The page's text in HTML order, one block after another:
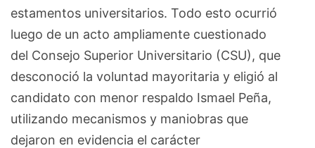
estamentos universitarios. Todo esto ocurrió
luego de un acto ampliamente cuestionado
del Consejo Superior Universitario (CSU), que
desconoció la voluntad mayoritaria y eligió al
candidato con menor respaldo Ismael Peña,
utilizando mecanismos y maniobras que
dejaron en evidencia el carácter